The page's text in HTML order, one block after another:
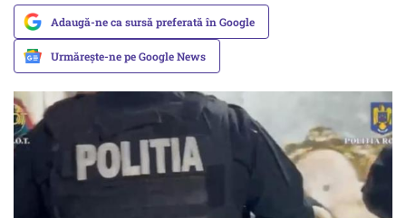
Adaugă-ne ca sursă preferată în Google
Urmărește-ne pe Google News